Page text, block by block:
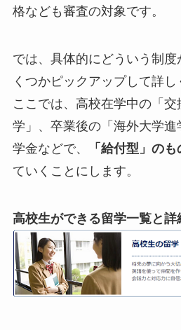
格なども審査の対象です。
では、具体的にどういう制
くつかピックアップして詳し
ここでは、高校在学中の「
学」、卒業後の「海外大学
学金などで、
「給付型」の
ていくことにします。
高校生ができる留学一覧と詳